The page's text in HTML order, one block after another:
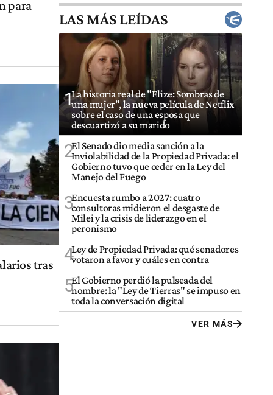
para
tras
LAS MÁS LEÍDAS
1La historia real de "Elize: Sombras de
una mujer", la nueva película de Netflix
sobre el caso de una esposa que
descuartizó a su marido
2El Senado dio media sanción a la
Inviolabilidad de la Propiedad Privada: el
Gobierno tuvo que ceder en la Ley del
Manejo del Fuego
3Encuesta rumbo a 2027: cuatro
consultoras midieron el desgaste de
Milei y la crisis de liderazgo en el
peronismo
4Ley de Propiedad Privada: qué senadores
votaron a favor y cuáles en contra
5El Gobierno perdió la pulseada del
nombre: la "Ley de Tierras" se impuso en
toda la conversación digital
VER MÁS